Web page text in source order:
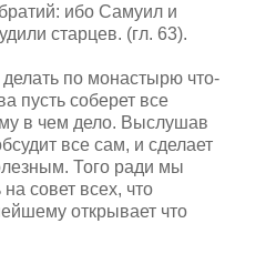
ибо Самуил и
старцев. (гл. 63).
по монастырю что-
пусть соберет все
в чем дело. Выслушав
все сам, и сделает
Того ради мы
совет всех, что
открывает что